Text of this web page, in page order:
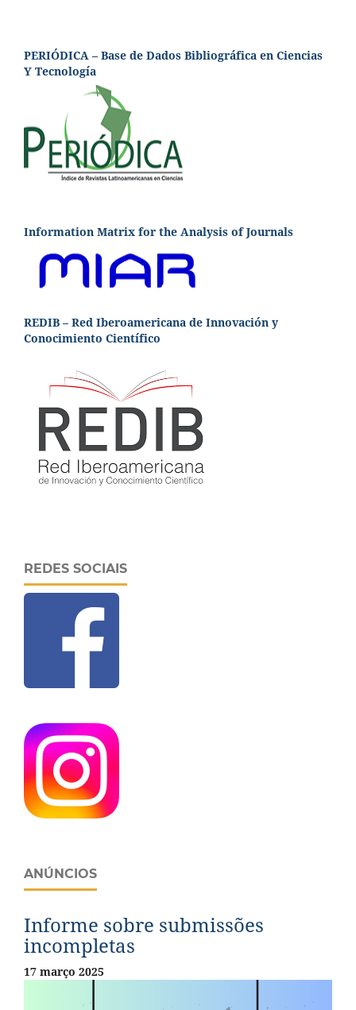
PERIÓDICA – Base de Dados Bibliográfica en Ciencias
Y Tecnología
Information Matrix for the Analysis of Journals
REDIB – Red Iberoamericana de Innovación y
Conocimiento Científico
REDES SOCIAIS
ANÚNCIOS
Informe sobre submissões
incompletas
17 março 2025